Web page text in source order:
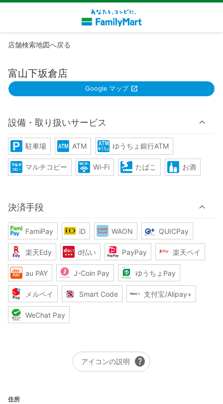
店舗検索地図へ戻る
富山下坂倉店
Google マップ
設備・取り扱いサービス
駐車場 ATM ゆうちょ銀行ATM
マルチコピー Wi-Fi たばこ お酒
決済手段
FamiPay iD WAON QUICPay
楽天Edy d払い PayPay 楽天ペイ
au PAY J-Coin Pay ゆうちょPay
メルペイ Smart Code 支付宝/Alipay+
WeChat Pay
アイコンの説明 help
住所